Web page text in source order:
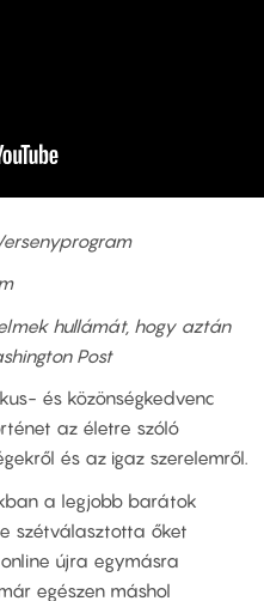
hullámát, hogy aztán
Post
és közönségkedvenc
az életre szóló
és az igaz szerelemről.
a legjobb barátok
szétválasztotta őket
újra egymásra
egészen máshol